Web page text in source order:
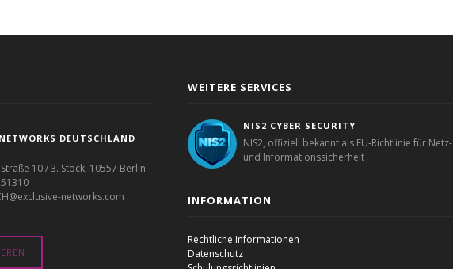
DEUTSCHLAND
10 / 3. Stock, 10557 Berlin
networks.com
WEITERE SERVICES
NIS2 CYBER SECURITY
NIS2, offiziell bekannt als EU-Richtlinie für Netz-
und Informationssicherheit
INFORMATION
Rechtliche Informationen
Datenschutz